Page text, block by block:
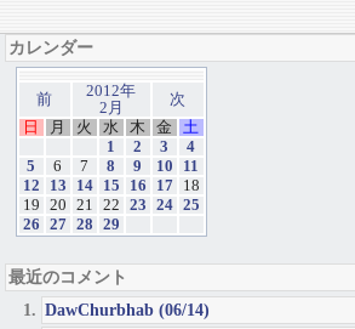
カレンダー
前
2012年
2月
次
日
月 火 水 木 金
土
1
2 3
4
5
6 7 8 9 10
11
12
13 14 15 16 17
18
19
20 21 22 23 24 25
26
27 28 29
最近のコメント
DawChurbhab (06/14)